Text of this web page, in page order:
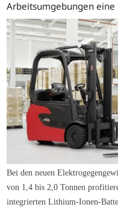
Arbeitsumgebungen
Bei den neuen
von 1,4 bis 2,0 Tonnen
integrierten Lithium-Ionen-